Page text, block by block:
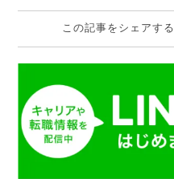
この記事をシェアする